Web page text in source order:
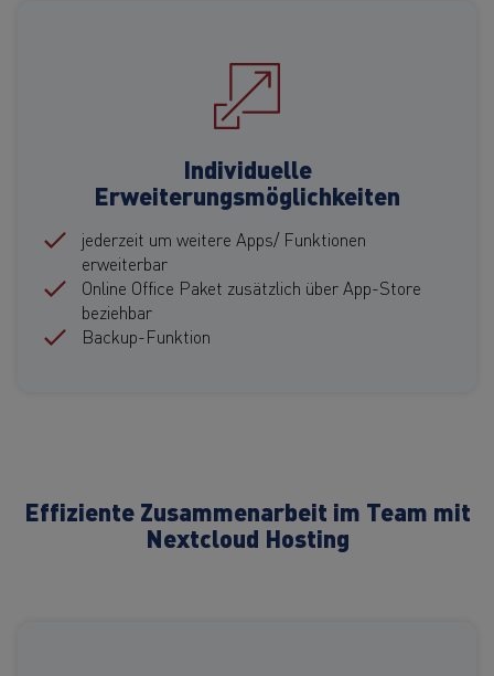
Individuelle
Erweiterungsmöglichkeiten
jederzeit um weitere Apps/ Funktionen
erweiterbar
Online Office Paket zusätzlich über App-Store
beziehbar
Backup-Funktion
Effiziente Zusammenarbeit im Team mit
Nextcloud Hosting